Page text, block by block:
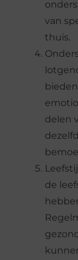
van
thuis.
delen
de